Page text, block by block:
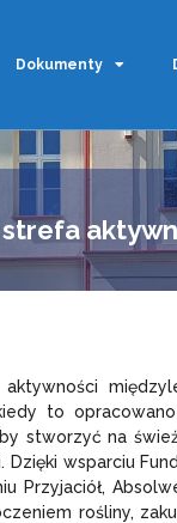
Dokumenty
to
stworzyć na
wsparciu
Przyjaciół,
rośliny,